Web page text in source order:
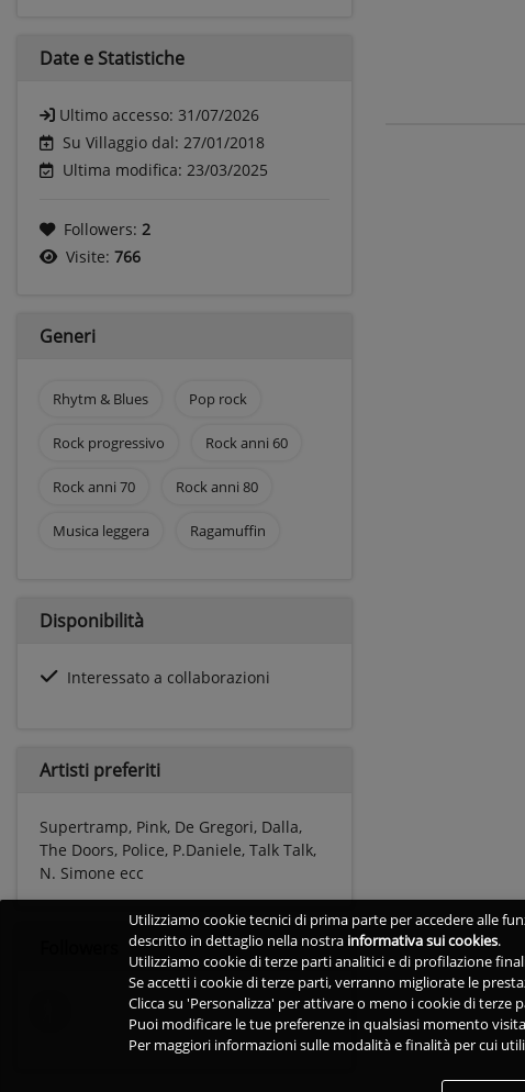
Date e Statistiche
Ultimo accesso: 31/07/2026
Su Villaggio dal: 27/01/2018
Ultima modifica: 23/03/2025
Followers: 2
Visite: 766
Generi
Rhytm & Blues Pop rock
Rock progressivo Rock anni 60
Rock anni 70 Rock anni 80
Musica leggera Ragamuffin
Disponibilità
Interessato a collaborazioni
Artisti preferiti
Supertramp, Pink, De Gregori, Dalla,
The Doors, Police, P.Daniele, Talk Talk,
N. Simone ecc
Utilizziamo cookie tecnici di prima parte per accedere alle
descritto in dettaglio nella nostra informativa sui cookies.
Utilizziamo cookie di terze parti analitici e di profilazione
Se accetti i cookie di terze parti, verranno migliorate le
Clicca su 'Personalizza' per attivare o meno i cookie di terze
Puoi modificare le tue preferenze in qualsiasi momento
Per maggiori informazioni sulle modalità e finalità per cui